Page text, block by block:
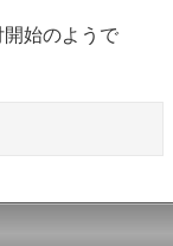
始のようで